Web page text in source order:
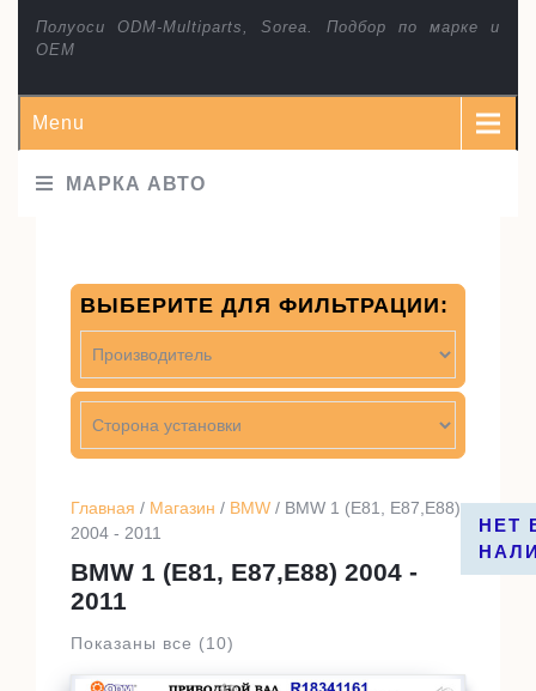
Полуоси ODM-Multiparts, Sorea. Подбор по марке и
ОЕМ
Menu
МАРКА АВТО
Главная / Магазин / BMW / BMW 1 (E81, E87,E88)
2004 - 2011
BMW 1 (E81, E87,E88) 2004 -
2011
Показаны все (10)
НЕТ
НЕТ
ВЫБЕРИТЕ ДЛЯ ФИЛЬТРАЦИИ: